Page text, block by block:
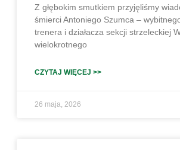
Z głębokim smutkiem przyjęliśmy
śmierci Antoniego Szumca –
trenera i działacza sekcji strzeleckiej
wielokrotnego
CZYTAJ WIĘCEJ >>
26 maja, 2026